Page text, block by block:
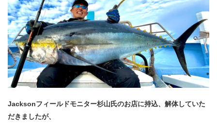
Jacksonフィールドモニター杉山氏のお店に持込、解体していた
だきましたが、